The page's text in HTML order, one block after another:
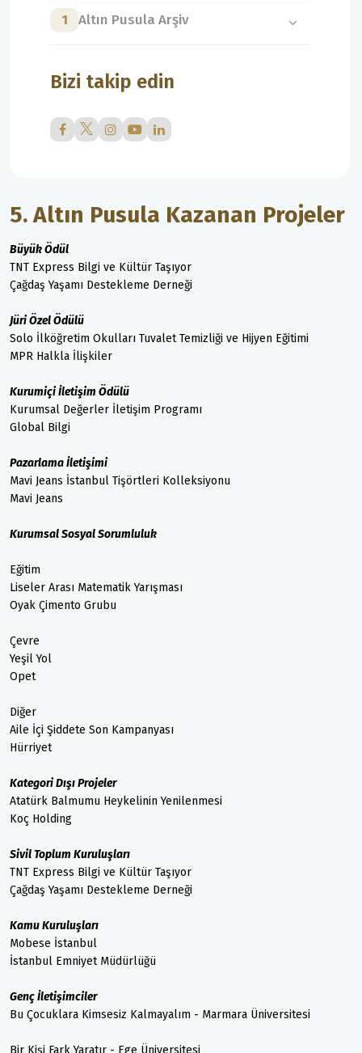
5. Altın Pusula Kazanan Projeler
Büyük Ödül
TNT Express Bilgi ve Kültür Taşıyor
Çağdaş Yaşamı Destekleme Derneği
Jüri Özel Ödülü
Solo İlköğretim Okulları Tuvalet Temizliği ve Hijyen Eğitimi
MPR Halkla İlişkiler
Kurumiçi İletişim Ödülü
Kurumsal Değerler İletişim Programı
Global Bilgi
Pazarlama İletişimi
Mavi Jeans İstanbul Tişörtleri Kolleksiyonu
Mavi Jeans
Kurumsal Sosyal Sorumluluk
Eğitim
Liseler Arası Matematik Yarışması
Oyak Çimento Grubu
Çevre
Yeşil Yol
Opet
Diğer
Aile İçi Şiddete Son Kampanyası
Hürriyet
Kategori Dışı Projeler
Atatürk Balmumu Heykelinin Yenilenmesi
Koç Holding
Sivil Toplum Kuruluşları
TNT Express Bilgi ve Kültür Taşıyor
Çağdaş Yaşamı Destekleme Derneği
Kamu Kuruluşları
Mobese İstanbul
İstanbul Emniyet Müdürlüğü
Genç İletişimciler
Bu Çocuklara Kimsesiz Kalmayalım - Marmara Üniversitesi
Bir Kişi Fark Yaratır - Ege Üniversitesi
1 Altın Pusula Arşiv
Bizi takip edin